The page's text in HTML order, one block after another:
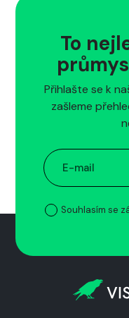
To
Přihlašte se k
zašleme
Souhlasím se